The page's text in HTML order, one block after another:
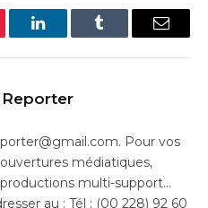
LinkedInTumblr Email
Reporter
Pour vos
médiatiques,
multi-support…
au : Tél : (00 228) 92 60